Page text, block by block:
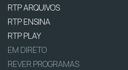
RTP ARQUIVOS
RTP ENSINA
RTP PLAY
EM DIRETO
REVER PROGRAMAS